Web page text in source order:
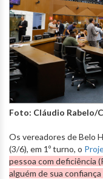
Foto: Cláudio Rabelo/
Os vereadores de Belo
(3/6), em 1º turno, o
pessoa com deficiência
alguém de sua